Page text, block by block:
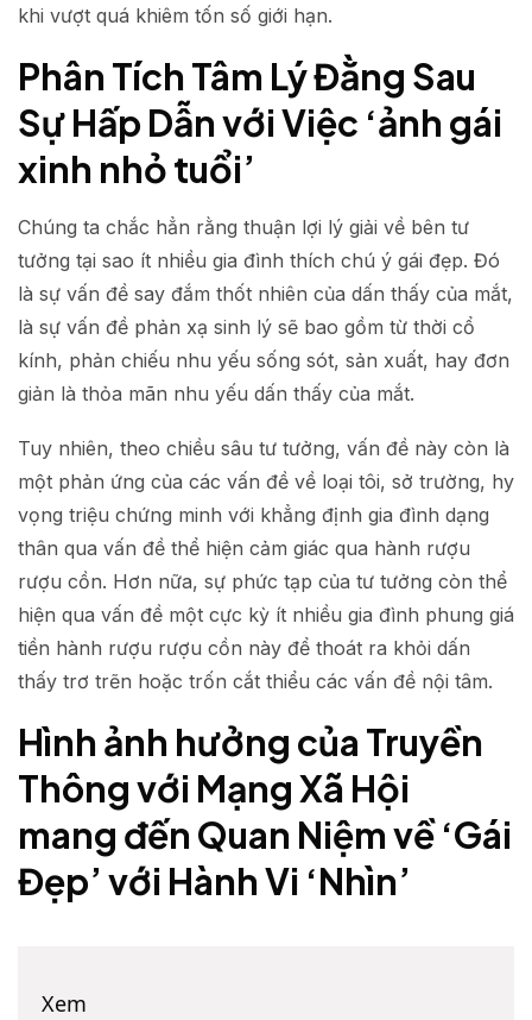
khi vượt quá khiêm tốn số giới hạn.
Phân Tích Tâm Lý Đằng Sau
Sự Hấp Dẫn với Việc ‘ảnh gái
xinh nhỏ tuổi’
Chúng ta chắc hẳn rằng thuận lợi lý giải về bên tư
tưởng tại sao ít nhiều gia đình thích chú ý gái đẹp. Đó
là sự vấn đề say đắm thốt nhiên của dấn thấy của mắt,
là sự vấn đề phản xạ sinh lý sẽ bao gồm từ thời cổ
kính, phản chiếu nhu yếu sống sót, sản xuất, hay đơn
giản là thỏa mãn nhu yếu dấn thấy của mắt.
Tuy nhiên, theo chiều sâu tư tưởng, vấn đề này còn là
một phản ứng của các vấn đề về loại tôi, sở trường, hy
vọng triệu chứng minh với khẳng định gia đình dạng
thân qua vấn đề thể hiện cảm giác qua hành rượu
rượu cồn. Hơn nữa, sự phức tạp của tư tưởng còn thể
hiện qua vấn đề một cực kỳ ít nhiều gia đình phung giá
tiền hành rượu rượu cồn này để thoát ra khỏi dấn
thấy trơ trẽn hoặc trốn cắt thiểu các vấn đề nội tâm.
Hình ảnh hưởng của Truyền
Thông với Mạng Xã Hội
mang đến Quan Niệm về ‘Gái
Đẹp’ với Hành Vi ‘Nhìn’
Xem